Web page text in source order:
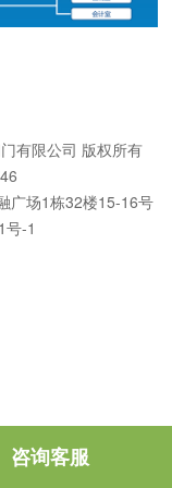
有限公司 版权所有
广场1栋32楼15-16号
号-1
咨询客服